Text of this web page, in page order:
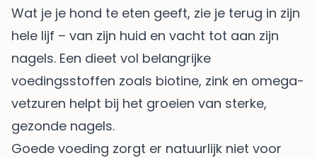
Wat je je hond te eten geeft, zie je terug in zijn
hele lijf – van zijn huid en vacht tot aan zijn
nagels. Een dieet vol belangrijke
voedingsstoffen zoals biotine, zink en omega-
vetzuren helpt bij het groeien van sterke,
gezonde nagels.
Goede voeding zorgt er natuurlijk niet voor